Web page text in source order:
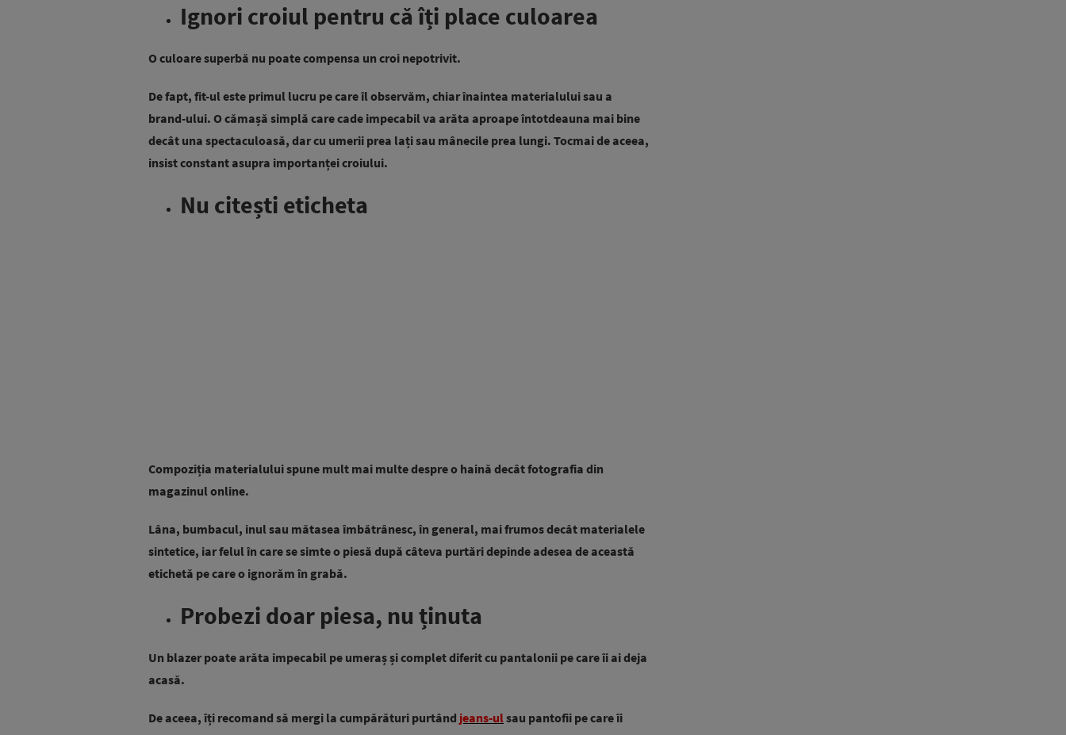
Ignori croiul pentru că îți place culoarea
O culoare superbă nu poate compensa un croi nepotrivit.
De fapt, fit-ul este primul lucru pe care îl observăm, chiar înaintea materialului sau a
brand-ului. O cămașă simplă care cade impecabil va arăta aproape întotdeauna mai bine
decât una spectaculoasă, dar cu umerii prea lați sau mânecile prea lungi. Tocmai de aceea,
insist constant asupra importanței croiului.
Nu citești eticheta
Compoziția materialului spune mult mai multe despre o haină decât fotografia din
magazinul online.
Lâna, bumbacul, inul sau mătasea îmbătrânesc, în general, mai frumos decât materialele
sintetice, iar felul în care se simte o piesă după câteva purtări depinde adesea de această
etichetă pe care o ignorăm în grabă.
Probezi doar piesa, nu ținuta
Un blazer poate arăta impecabil pe umeraș și complet diferit cu pantalonii pe care îi ai deja
acasă.
De aceea, îți recomand să mergi la cumpărături purtând jeans-ulsau pantofii pe care îi